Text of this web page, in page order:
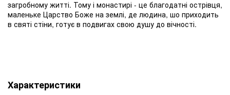
загробному житті. Тому і монастирі - це благодатні острівця,
маленьке Царство Боже на землі, де людина, шо приходить
в святі стіни, готує в подвигах свою душу до вічності.
Характеристики